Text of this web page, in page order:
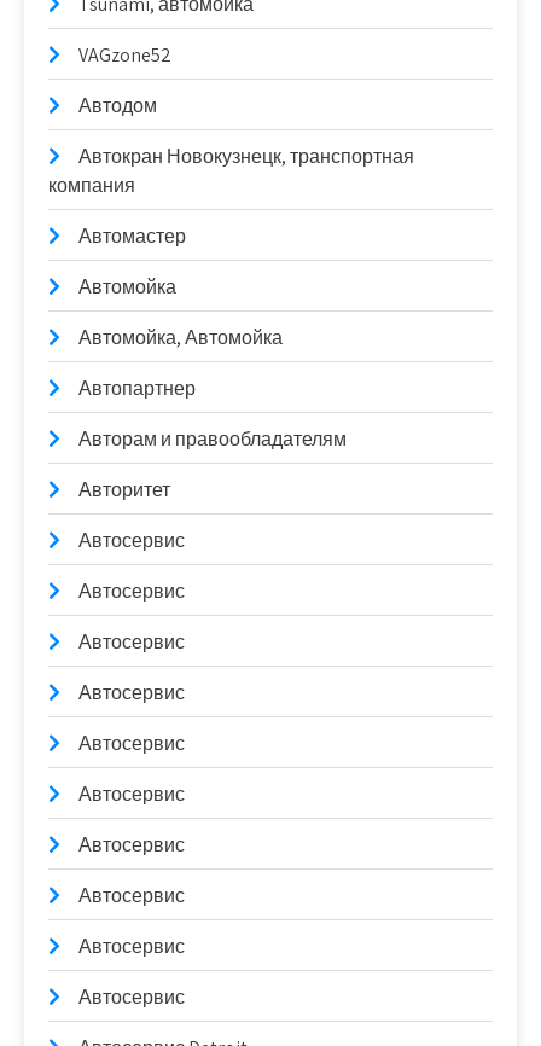
VAGzone52
Автодом
Автокран Новокузнецк, транспортная
компания
Автомастер
Автомойка
Автомойка, Автомойка
Автопартнер
Авторам и правообладателям
Авторитет
Автосервис
Автосервис
Автосервис
Автосервис
Автосервис
Автосервис
Автосервис
Автосервис
Автосервис
Автосервис